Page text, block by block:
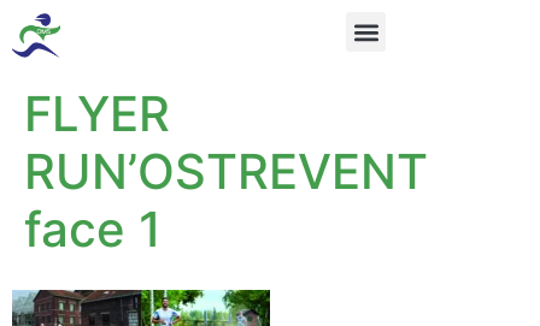
FLYER
RUN’OSTREVENT
face 1